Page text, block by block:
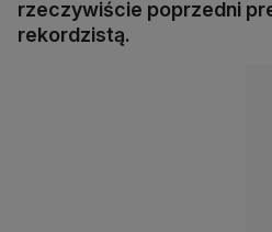
rzeczywiście poprzedni
rekordzistą.